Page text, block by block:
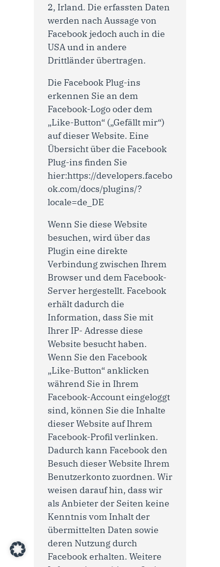
2, Irland. Die erfassten Daten
werden nach Aussage von
Facebook jedoch auch in die
USA und in andere
Drittländer übertragen.
Die Facebook Plug-ins
erkennen Sie an dem
Facebook-Logo oder dem
„Like-Button“ („Gefällt mir“)
auf dieser Website. Eine
Übersicht über die Facebook
Plug-ins finden Sie
hier:https://developers.facebo
ok.com/docs/plugins/?
locale=de_DE
Wenn Sie diese Website
besuchen, wird über das
Plugin eine direkte
Verbindung zwischen Ihrem
Browser und dem Facebook-
Server hergestellt. Facebook
erhält dadurch die
Information, dass Sie mit
Ihrer IP- Adresse diese
Website besucht haben.
Wenn Sie den Facebook
„Like-Button“ anklicken
während Sie in Ihrem
Facebook-Account eingeloggt
sind, können Sie die Inhalte
dieser Website auf Ihrem
Facebook-Profil verlinken.
Dadurch kann Facebook den
Besuch dieser Website Ihrem
Benutzerkonto zuordnen. Wir
weisen darauf hin, dass wir
als Anbieter der Seiten keine
Kenntnis vom Inhalt der
übermittelten Daten sowie
deren Nutzung durch
Facebook erhalten. Weitere